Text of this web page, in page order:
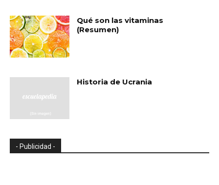
Qué son las vitaminas
(Resumen)
Historia de Ucrania
- Publicidad -